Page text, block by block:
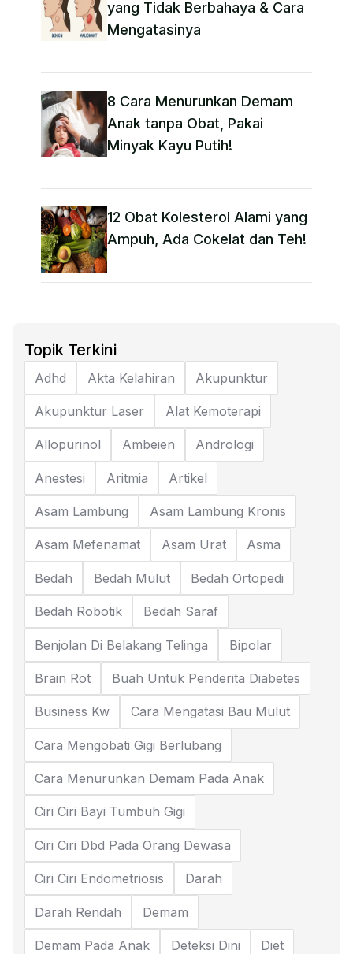
yang Tidak Berbahaya & Cara
Mengatasinya
8 Cara Menurunkan Demam
Anak tanpa Obat​, Pakai
Minyak Kayu Putih!
12 Obat Kolesterol Alami yang
Ampuh, Ada Cokelat dan Teh!
Topik Terkini
Adhd Akta Kelahiran Akupunktur
Akupunktur Laser Alat Kemoterapi
Allopurinol Ambeien Andrologi
Anestesi Aritmia Artikel
Asam Lambung Asam Lambung Kronis
Asam Mefenamat Asam Urat Asma
Bedah Bedah Mulut Bedah Ortopedi
Bedah Robotik Bedah Saraf
Benjolan Di Belakang Telinga Bipolar
Brain Rot Buah Untuk Penderita Diabetes
Business Kw Cara Mengatasi Bau Mulut
Cara Mengobati Gigi Berlubang
Cara Menurunkan Demam Pada Anak
Ciri Ciri Bayi Tumbuh Gigi
Ciri Ciri Dbd Pada Orang Dewasa
Ciri Ciri Endometriosis Darah
Darah Rendah Demam
Demam Pada Anak Deteksi Dini Diet